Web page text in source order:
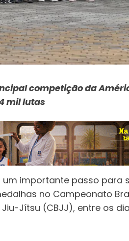
competição da
mil lutas
um importante passo para
no Campeonato
Jítsu (CBJJ), entre os